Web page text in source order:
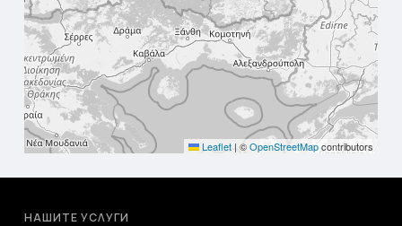
Leaflet | ©OpenStreetMapcontributors
НАШИТЕ УСЛУГИ